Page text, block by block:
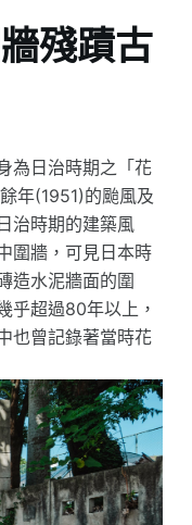
殘蹟古
為日治時期之「花
年(1951)的颱風及
治時期的建築風
圍牆，可見日本時
造水泥牆面的圍
乎超過80年以上，
也曾記錄著當時花